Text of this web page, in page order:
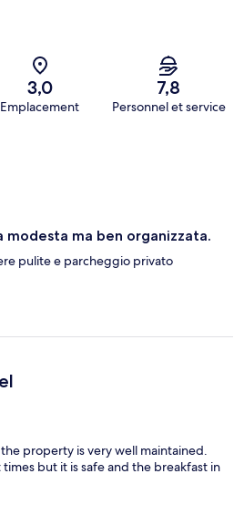
3,0
Emplacement
7,8
Personnel et service
ma ben organizzata.
pulite e parcheggio privato
property is very well maintained.
but it is safe and the breakfast in